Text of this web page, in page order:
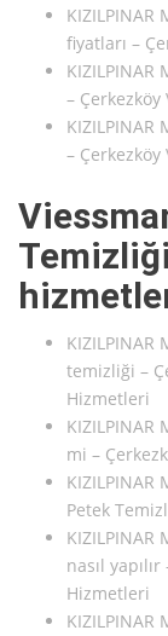
fiyatları –
–
–
KIZILPINAR
temizliği –
Hizmetleri
mi –
KIZILPINAR
Petek
KIZILPINAR
nasıl
Hizmetleri
KIZILPINAR